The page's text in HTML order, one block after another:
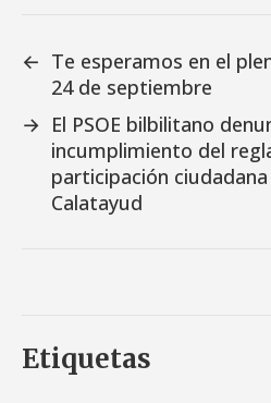
← Te esperamos en el
24 de septiembre
→ El PSOE bilbilitano
incumplimiento del
participación
Calatayud
Etiquetas